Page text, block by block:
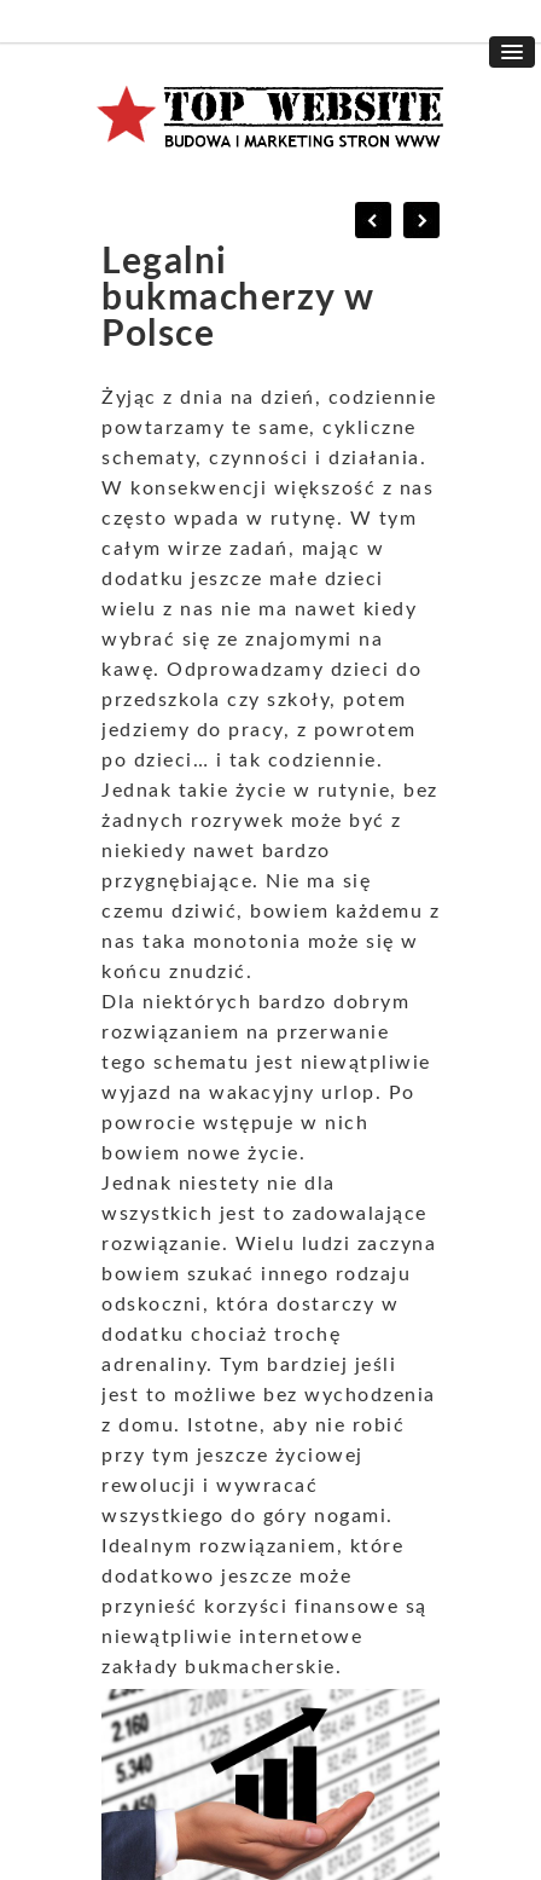
Legalni
bukmacherzy w
Polsce
Żyjąc z dnia na dzień, codziennie
powtarzamy te same, cykliczne
schematy, czynności i działania.
W konsekwencji większość z nas
często wpada w rutynę. W tym
całym wirze zadań, mając w
dodatku jeszcze małe dzieci
wielu z nas nie ma nawet kiedy
wybrać się ze znajomymi na
kawę. Odprowadzamy dzieci do
przedszkola czy szkoły, potem
jedziemy do pracy, z powrotem
po dzieci… i tak codziennie.
Jednak takie życie w rutynie, bez
żadnych rozrywek może być z
niekiedy nawet bardzo
przygnębiające. Nie ma się
czemu dziwić, bowiem każdemu z
nas taka monotonia może się w
końcu znudzić.
Dla niektórych bardzo dobrym
rozwiązaniem na przerwanie
tego schematu jest niewątpliwie
wyjazd na wakacyjny urlop. Po
powrocie wstępuje w nich
bowiem nowe życie.
Jednak niestety nie dla
wszystkich jest to zadowalające
rozwiązanie. Wielu ludzi zaczyna
bowiem szukać innego rodzaju
odskoczni, która dostarczy w
dodatku chociaż trochę
adrenaliny. Tym bardziej jeśli
jest to możliwe bez wychodzenia
z domu. Istotne, aby nie robić
przy tym jeszcze życiowej
rewolucji i wywracać
wszystkiego do góry nogami.
Idealnym rozwiązaniem, które
dodatkowo jeszcze może
przynieść korzyści finansowe są
niewątpliwie internetowe
zakłady bukmacherskie.